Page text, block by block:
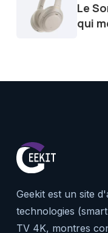
Le
qui
Geekit est un site
technologies
TV 4K, montres